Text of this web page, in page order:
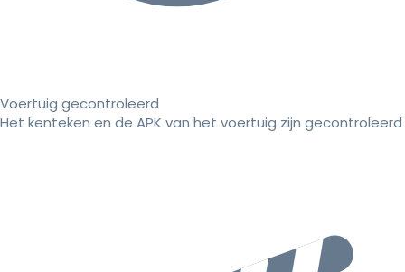
Voertuig gecontroleerd
Het kenteken en de APK van het voertuig zijn gecontroleerd